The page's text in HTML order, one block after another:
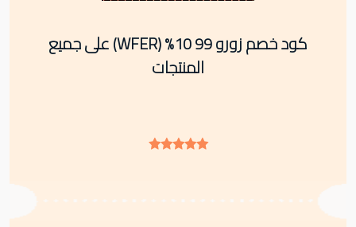
كود خصم زورو 99 10% (WFER) على جميع
المنتجات